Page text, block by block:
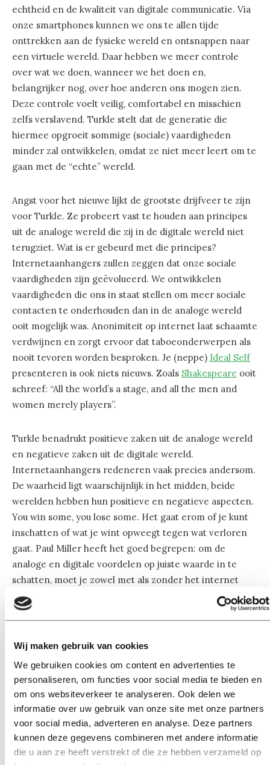
Wij maken gebruik van cookies
We gebruiken cookies om content en advertenties te
personaliseren, om functies voor social media te bieden en
om ons websiteverkeer te analyseren. Ook delen we
informatie over uw gebruik van onze site met onze partners
voor social media, adverteren en analyse. Deze partners
kunnen deze gegevens combineren met andere informatie
die u aan ze heeft verstrekt of die ze hebben verzameld op
echtheid en de kwaliteit van digitale communicatie. Via
onze smartphones kunnen we ons te allen tijde
onttrekken aan de fysieke wereld en ontsnappen naar
een virtuele wereld. Daar hebben we meer controle
over wat we doen, wanneer we het doen en,
belangrijker nog, over hoe anderen ons mogen zien.
Deze controle voelt veilig, comfortabel en misschien
zelfs verslavend. Turkle stelt dat de generatie die
hiermee opgroeit sommige (sociale) vaardigheden
minder zal ontwikkelen, omdat ze niet meer leert om te
gaan met de “echte” wereld.
Angst voor het nieuwe lijkt de grootste drijfveer te zijn
voor Turkle. Ze probeert vast te houden aan principes
uit de analoge wereld die zij in de digitale wereld niet
terugziet. Wat is er gebeurd met die principes?
Internetaanhangers zullen zeggen dat onze sociale
vaardigheden zijn geëvolueerd. We ontwikkelen
vaardigheden die ons in staat stellen om meer sociale
contacten te onderhouden dan in de analoge wereld
ooit mogelijk was. Anonimiteit op internet laat schaamte
verdwijnen en zorgt ervoor dat taboeonderwerpen als
nooit tevoren worden besproken. Je (neppe) Ideal Self
presenteren is ook niets nieuws. Zoals Shakespeare ooit
schreef: “All the world’s a stage, and all the men and
women merely players”.
Turkle benadrukt positieve zaken uit de analoge wereld
en negatieve zaken uit de digitale wereld.
Internetaanhangers redeneren vaak precies andersom.
De waarheid ligt waarschijnlijk in het midden, beide
werelden hebben hun positieve en negatieve aspecten.
You win some, you lose some. Het gaat erom of je kunt
inschatten of wat je wint opweegt tegen wat verloren
gaat. Paul Miller heeft het goed begrepen: om de
analoge en digitale voordelen op juiste waarde in te
schatten, moet je zowel met als zonder het internet
geleefd hebben. Ons advies voor de vakantieperiode:
boek een hutje op de hei en
, zodat je zowel de
Deze opinie is geschreven door Suzanne Aussems en Luuk
Martens – Masterstudenten Communicatie-en
Informatiewetenschappen
Referenties